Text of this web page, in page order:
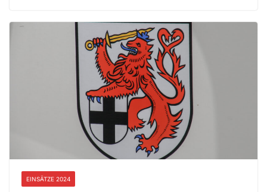
EINSÄTZE 2024